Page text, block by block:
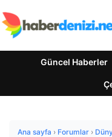
Güncel Haberler
Ana sayfa › Forumlar ›